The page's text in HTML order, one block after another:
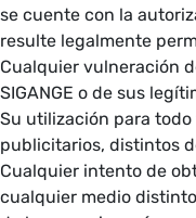
se cuente con la
resulte legalmente
Cualquier vulneración
SIGANGE o de sus
Su utilización para
publicitarios, distintos
Cualquier intento de
cualquier medio